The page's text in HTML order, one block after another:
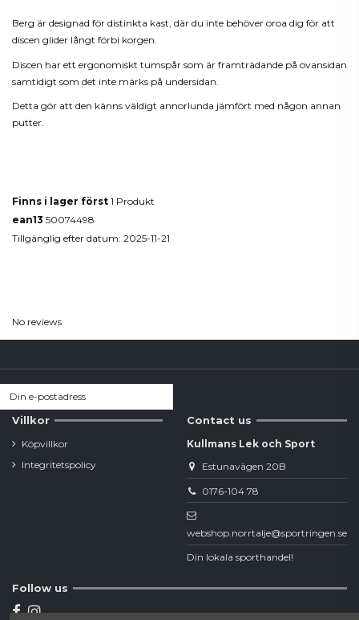
Berg är designad för distinkta kast, där du inte behöver oroa dig för att
discen glider långt förbi korgen.
Discen har ett ergonomiskt tumspår som är framträdande på ovansidan
samtidigt som det inte märks på undersidan.
Detta gör att den känns väldigt annorlunda jämfört med någon annan
putter.
Finns i lager först 1 Produkt
ean13 50074498
Tillgänglig efter datum: 2025-11-21
No reviews
Villkor
Köpvillkor
Integritetspolicy
Contact us
Kullmans Lek och Sport
Estunavägen 20B
0176-104 78
webshop.norrtalje@sportringen.se
Din lokala sporthandel!
Follow us